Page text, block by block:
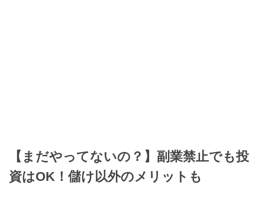
【まだやってないの？】副業禁止でも投
資はOK！儲け以外のメリットも